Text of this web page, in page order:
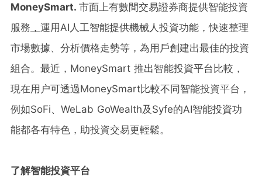
MoneySmart. 市面上有數間交易證券商提供智能投資
服務 ， 運用AI人工智能提供機械人投資功能，快速整理
市場數據、分析價格走勢等，為用戶創建出最佳的投資
組合。最近，MoneySmart 推出智能投資平台比較，
現在用户可透過MoneySmart比較不同智能投資平台，
例如SoFi、WeLab GoWealth及Syfe的AI智能投資功
能都各有特色，助投資交易更輕鬆。
了解智能投資平台